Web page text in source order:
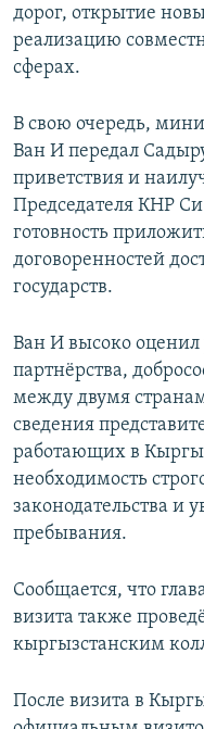
дорог, открытие
реализацию
сферах.
В свою очередь,
Ван И передал
приветствия и
Председателя КНР
готовность
договоренностей
государств.
Ван И высоко оценил
партнёрства,
между двумя
сведения
работающих в
необходимость
законодательства и
пребывания.
Сообщается, что
визита также
кыргызстанским
После визита в